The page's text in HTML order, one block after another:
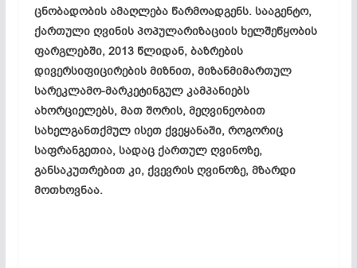
ცნობადობის ამაღლება წარმოადგენს. სააგენტო,
ქართული ღვინის პოპულარიზაციის ხელშეწყობის
ფარგლებში, 2013 წლიდან, ბაზრების
დივერსიფიცირების მიზნით, მიზანმიმართულ
სარეკლამო-მარკეტინგულ კამპანიებს
ახორციელებს, მათ შორის, მეღვინეობით
სახელგანთქმულ ისეთ ქვეყანაში, როგორიც
საფრანგეთია, სადაც ქართულ ღვინოზე,
განსაკუთრებით კი, ქვევრის ღვინოზე, მზარდი
მოთხოვნაა.